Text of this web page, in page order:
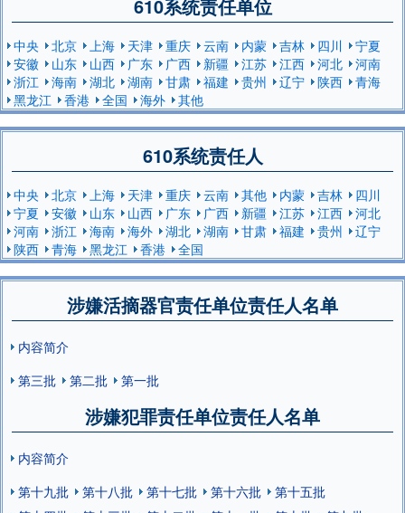
610系统责任单位
中央 北京 上海 天津 重庆 云南 内蒙 吉林 四川
宁夏
安徽
山东 山西 广东 广西 新疆 江苏 江西 河北
河南
浙江
海南 湖北 湖南 甘肃 福建 贵州 辽宁 陕西
青海
黑龙江
香港 全国 海外 其他
610系统责任人
中央 北京 上海 天津 重庆 云南 其他 内蒙 吉林
四川
宁夏
安徽 山东 山西 广东 广西 新疆 江苏 江西
河北
河南
浙江 海南 海外 湖北 湖南 甘肃 福建 贵州
辽宁
陕西
青海 黑龙江 香港 全国
涉嫌活摘器官责任单位责任人名单
内容简介
第三批
第二批 第一批
涉嫌犯罪责任单位责任人名单
内容简介
第十九批
第十八批 第十七批 第十六批
第十五批